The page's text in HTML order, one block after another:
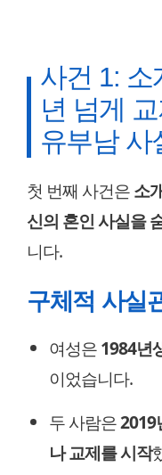
사건 1:
년 넘게
유부남 사
첫 번째 사건은소
신의 혼인 사실을
니다.
구체적 사실
여성은1984년
이었습니다.
두 사람은2019
나 교제를 시작